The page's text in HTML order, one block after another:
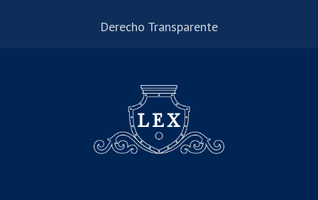
Derecho Transparente